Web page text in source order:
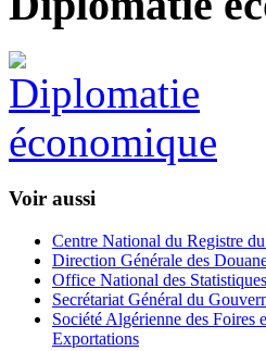
Voir aussi
Centre National du Registre
Direction Générale des
Office National des Statistiques
Secrétariat Général du
Société Algérienne des Foires
Exportations